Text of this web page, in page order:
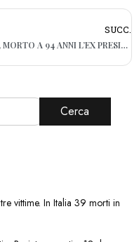
SUCC.
USA, MORTO A 94 ANNI L’EX PRESIDENTE GEORGE BUSH: ORDINÒ LA GUERRA NEL GOLFO DEL ’91
Cerca
vittime. In Italia 39 morti in